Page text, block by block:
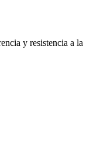
y resistencia a la